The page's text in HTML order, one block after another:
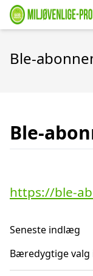
Ble-
Ble-
https://ble-
Seneste indlæg
Bæredygtige